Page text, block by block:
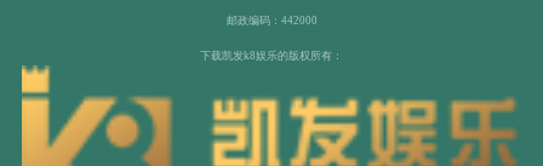
邮政编码：442000
下载凯发k8娱乐的版权所有：